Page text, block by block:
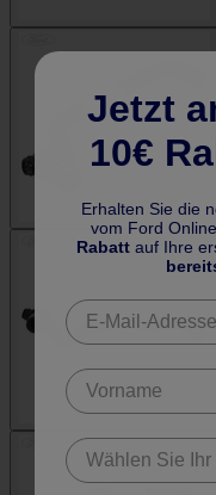
Jetzt
10€
Erhalten Sie die
vom Ford
Rabatt auf Ihre